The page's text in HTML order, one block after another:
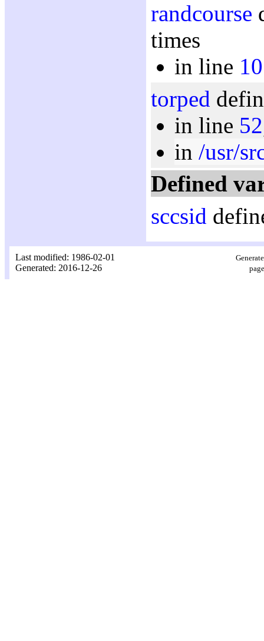
randcourse
times
in line
torped
in line 52
in /usr/
Defined
sccsid
Last modified: 1986-02-01
Generated: 2016-12-26